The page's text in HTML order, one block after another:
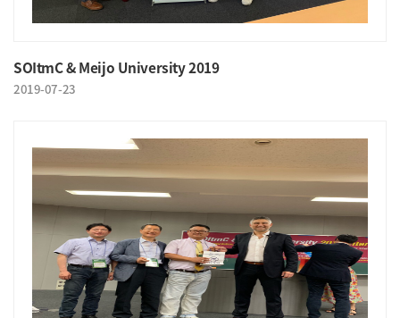
SOItmC & Meijo University 2019
2019-07-23